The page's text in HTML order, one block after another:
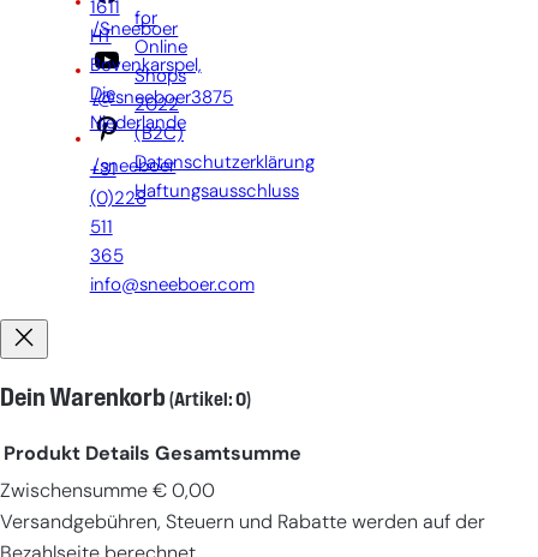
/Sneeboer
/@sneeboer3875
/sneeboer
1611
HT
Bovenkarspel,
Die
Niederlande
+31
(0)228
511
365
info@sneeboer.com
for
Online
Shops
2022
(B2C)
Datenschutzerklärung
Haftungsausschluss
Dein Warenkorb (Artikel: 0)
Produkte
im
Produkt Details Gesamtsumme
Zwischensumme € 0,00
Versandgebühren, Steuern und Rabatte werden auf der